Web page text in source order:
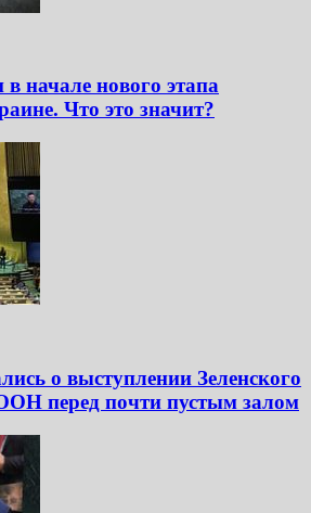
начале нового этапа
Что это значит?
о выступлении Зеленского
перед почти пустым залом